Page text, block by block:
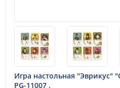
Игра настольная "Эврикус"
PG-11007 .